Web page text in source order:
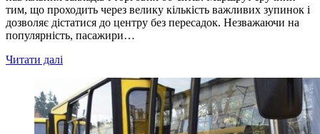
тим, що проходить через велику кількість важливих зупинок і
дозволяє дістатися до центру без пересадок. Незважаючи на
популярність, пасажири…
Читати далі